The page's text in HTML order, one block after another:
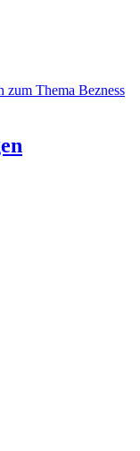
zum Thema Bezness